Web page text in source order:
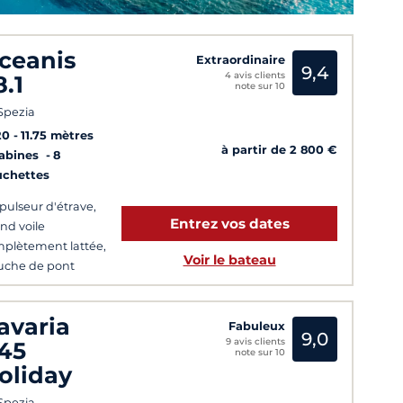
11.75 mètres
8
d'étrave,
voile
lattée,
de pont
Extraordinaire
4 avis clients
note sur 10
9,4
à partir de 2 800 €
Entrez vos dates
Voir le bateau
Fabuleux
9 avis clients
note sur 10
9,0